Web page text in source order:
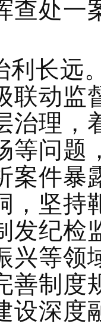
查处一
利长远
联动监
治理，
等问题
案件暴
，坚持
发纪检
兴等领
善制度
设深度